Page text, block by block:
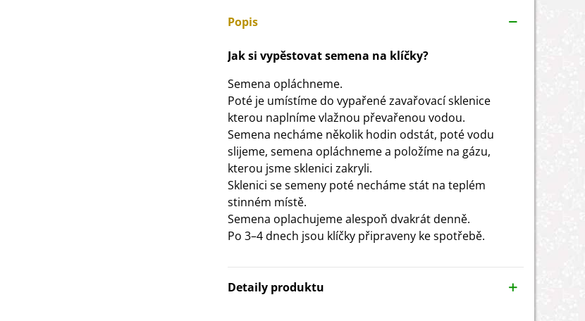
Popis
Jak si vypěstovat semena na klíčky?
Semena opláchneme.
Poté je umístíme do vypařené zavařovací sklenice
kterou naplníme vlažnou převařenou vodou.
Semena necháme několik hodin odstát, poté vodu
slijeme, semena opláchneme a položíme na gázu,
kterou jsme sklenici zakryli.
Sklenici se semeny poté necháme stát na teplém
stinném místě.
Semena oplachujeme alespoň dvakrát denně.
Po 3–4 dnech jsou klíčky připraveny ke spotřebě.
Detaily produktu